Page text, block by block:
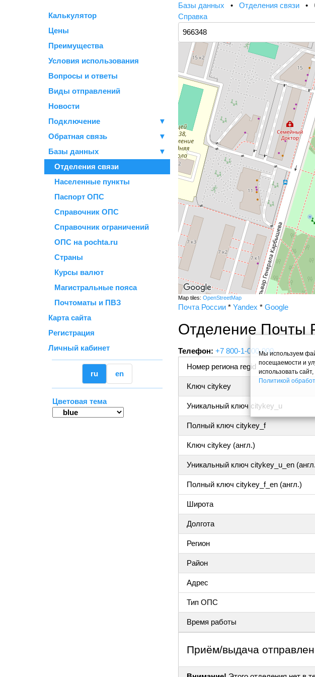
Калькулятор
Цены
Преимущества
Условия использования
Вопросы и ответы
Виды отправлений
Новости
Подключение
▼
Обратная связь
▼
Базы данных
▼
Отделения связи
Населенные пункты
Паспорт ОПС
Справочник ОПС
Справочник ограничений
ОПС на pochta.ru
Страны
Курсы валют
Магистральные пояса
Почтоматы и ПВЗ
Карта сайта
Регистрация
Личный кабинет
ru en
Цветовая тема
Базы данных • Отделения связи •
Справка
Map tiles: OpenStreetMap
Почта России * Yandex * Google
Отделение Почты
Телефон: +7 800-1-000-000
Номер региона regid
Ключ citykey
Уникальный ключ citykey_u
Полный ключ citykey_f
Ключ citykey (англ.)
Уникальный ключ citykey_u_en
Полный ключ citykey_f_en (англ.)
Широта
Долгота
Регион
Район
Адрес
Тип ОПС
Время работы
Приём/выдача
Мы используем
посещаемости и
использовать
Политикой